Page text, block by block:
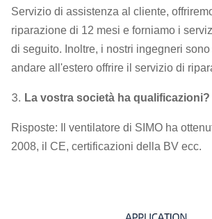
Servizio di assistenza al cliente,
riparazione di 12 mesi e forniamo i
di seguito. Inoltre, i nostri ingegneri
andare all'estero offrire il servizio di
3. La vostra società ha qualificazioni?
Risposte: Il ventilatore di SIMO ha
2008, il CE, certificazioni della BV ecc.